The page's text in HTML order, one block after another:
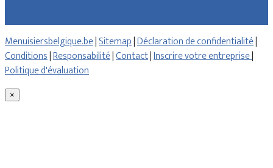
Menuisiersbelgique.be|Sitemap|Déclaration de confidentialité|
Conditions|Responsabilité|Contact|Inscrire votre entreprise|
Politique d'évaluation
×